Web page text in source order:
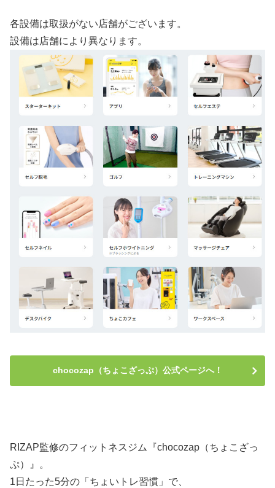
各設備は取扱がない店舗がございます。
設備は店舗により異なります。
chocozap（ちょこざっぷ）公式ページへ！
RIZAP監修のフィットネスジム『chocozap（ちょこざっ
ぷ）』。
1日たった5分の「ちょいトレ習慣」で、